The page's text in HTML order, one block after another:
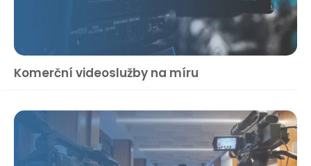
Komerční videoslužby na míru